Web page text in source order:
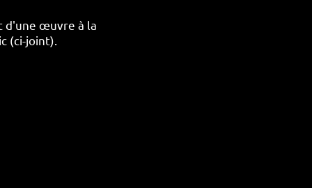
d'une œuvre à la
(ci-joint).